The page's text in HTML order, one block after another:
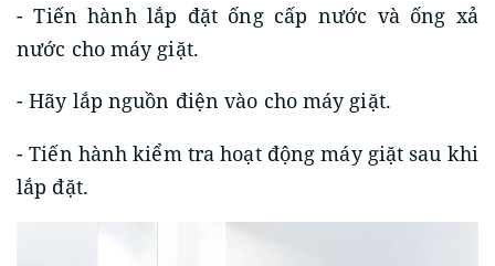
- Tiến hành lắp đặt ống cấp nước và ống xả
nước cho máy giặt.
- Hãy lắp nguồn điện vào cho máy giặt.
- Tiến hành kiểm tra hoạt động máy giặt sau khi
lắp đặt.